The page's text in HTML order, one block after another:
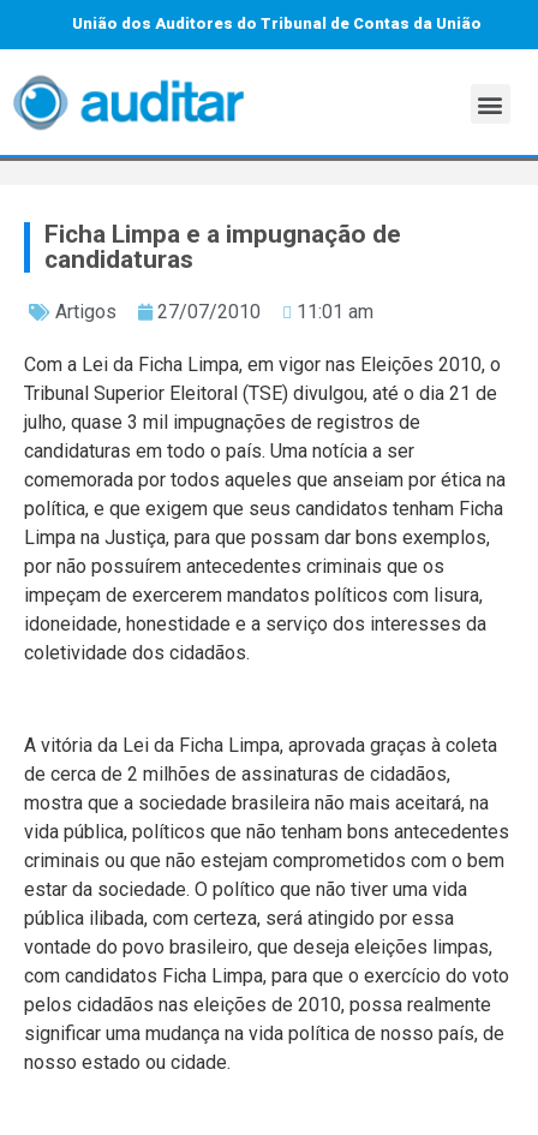
União dos Auditores do Tribunal de Contas da União
Ficha Limpa e a impugnação de
candidaturas
Artigos 27/07/2010 11:01 am
Com a Lei da Ficha Limpa, em vigor nas Eleições 2010, o
Tribunal Superior Eleitoral (TSE) divulgou, até o dia 21 de
julho, quase 3 mil impugnações de registros de
candidaturas em todo o país. Uma notícia a ser
comemorada por todos aqueles que anseiam por ética na
política, e que exigem que seus candidatos tenham Ficha
Limpa na Justiça, para que possam dar bons exemplos,
por não possuírem antecedentes criminais que os
impeçam de exercerem mandatos políticos com lisura,
idoneidade, honestidade e a serviço dos interesses da
coletividade dos cidadãos.
A vitória da Lei da Ficha Limpa, aprovada graças à coleta
de cerca de 2 milhões de assinaturas de cidadãos,
mostra que a sociedade brasileira não mais aceitará, na
vida pública, políticos que não tenham bons antecedentes
criminais ou que não estejam comprometidos com o bem
estar da sociedade. O político que não tiver uma vida
pública ilibada, com certeza, será atingido por essa
vontade do povo brasileiro, que deseja eleições limpas,
com candidatos Ficha Limpa, para que o exercício do voto
pelos cidadãos nas eleições de 2010, possa realmente
significar uma mudança na vida política de nosso país, de
nosso estado ou cidade.